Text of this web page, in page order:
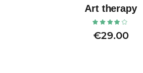
Art therapy
€29.00